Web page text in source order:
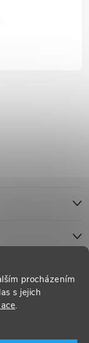
procházením
s jejich
.